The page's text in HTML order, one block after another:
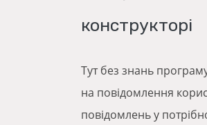
конструкторі
Тут без знань
на повідомлення
повідомлень у